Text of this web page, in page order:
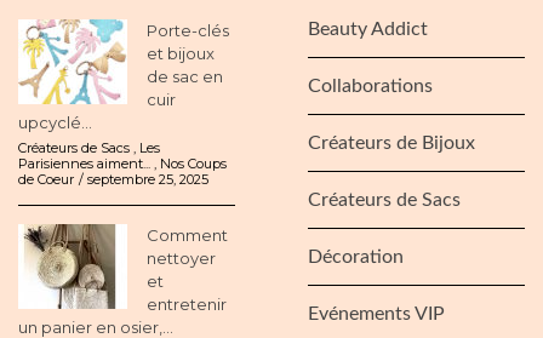
Porte-clés
et bijoux
de sac en
cuir
upcyclé...
Créateurs de Sacs
Les
Parisiennes aiment...
Nos Coups
de Coeur
septembre 25, 2025
Comment
nettoyer
et
entretenir
un panier en osier,...
Beauty Addict
Collaborations
Créateurs de Bijoux
Créateurs de Sacs
Décoration
Evénements VIP